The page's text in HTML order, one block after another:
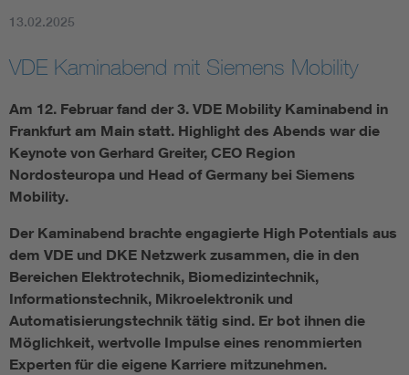
Electromobility
Energy efficiency
Energy storage
Functional safety
13.02.2025
VDE Kaminabend mit Siemens Mobility
Am 12. Februar fand der 3. VDE Mobility Kaminabend in
Frankfurt am Main statt. Highlight des Abends war die
Keynote von Gerhard Greiter, CEO Region
Nordosteuropa und Head of Germany bei Siemens
Mobility.
Der Kaminabend brachte engagierte High Potentials aus
dem VDE und DKE Netzwerk zusammen, die in den
Bereichen Elektrotechnik, Biomedizintechnik,
Informationstechnik, Mikroelektronik und
Automatisierungstechnik tätig sind. Er bot ihnen die
Möglichkeit, wertvolle Impulse eines renommierten
Experten für die eigene Karriere mitzunehmen.